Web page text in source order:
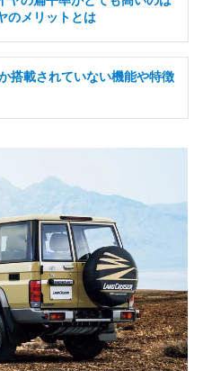
のメリットとは
搭載されていない機能や特徴